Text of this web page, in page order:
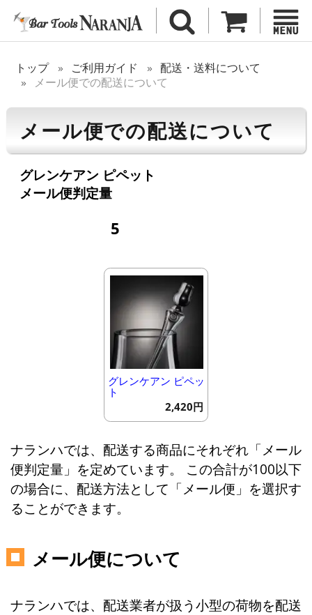
トップ ご利用ガイド
配送・送料について
メール便での配送について
メール便での配送について
グレンケアン ピペット
メール便判定量
5
グレンケアン ピペッ
ト
2,420円
ナランハでは、配送する商品にそれぞれ「メール
便判定量」を定めています。 この合計が100以下
の場合に、配送方法として「メール便」を選択す
ることができます。
メール便について
ナランハでは、配送業者が扱う小型の荷物を配送